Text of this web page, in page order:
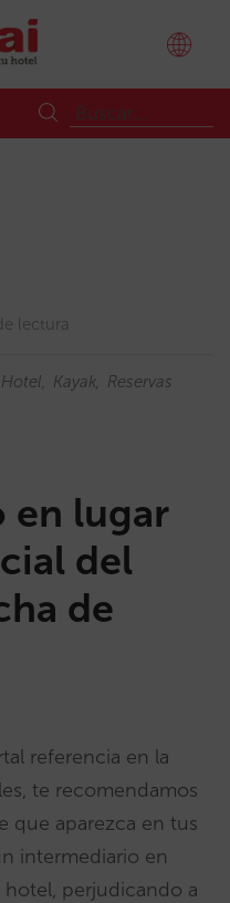
lectura
Hotel Kayak Reservas
en lugar
del
de
referencia en la
te recomendamos
que aparezca en tus
intermediario en
perjudicando a